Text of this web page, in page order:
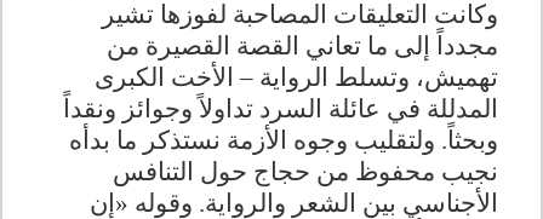
وكانت التعليقات المصاحبة لفوزها تشير
مجدداً إلى ما تعاني القصة القصيرة من
تهميش، وتسلط الرواية – الأخت الكبرى
المدللة في عائلة السرد تداولاً وجوائز ونقداً
وبحثاً. ولتقليب وجوه الأزمة نستذكر ما بدأه
نجيب محفوظ من حجاج حول التنافس
الأجناسي بين الشعر والرواية. وقوله «إن